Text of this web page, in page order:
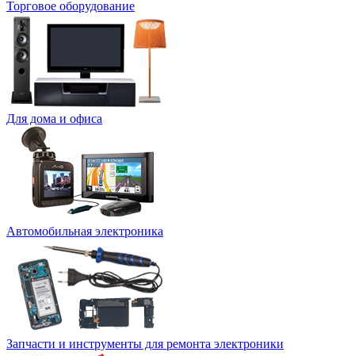
Торговое оборудование
Для дома и офиса
Автомобильная электроника
Запчасти и инструменты для ремонта электроники